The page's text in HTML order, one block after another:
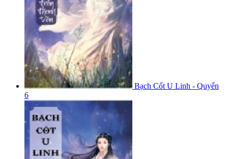
Bạch Cốt U Linh - Quyển
6